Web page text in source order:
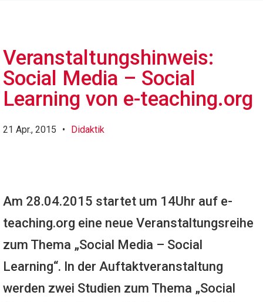
Veranstaltungshinweis:
Social Media – Social
Learning von e-teaching.org
21 Apr., 2015 • Didaktik
Am 28.04.2015 startet um 14Uhr auf e-
teaching.org eine neue Veranstaltungsreihe
zum Thema „Social Media – Social
Learning“. In der Auftaktveranstaltung
werden zwei Studien zum Thema „Social